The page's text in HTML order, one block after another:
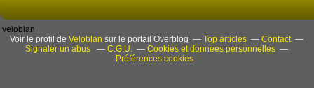
veloblan
Voir le profil deVeloblan sur le portail Overblog Top articles
Contact
Signaler un abus
C.G.U.
Cookies et données personnelles
Préférences cookies